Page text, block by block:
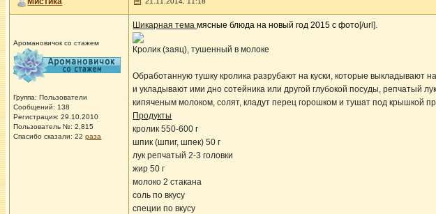
Аромановичок со стажем
Группа: Пользователи
Сообщений: 138
Регистрация: 29.10.2010
Пользователь №: 2,815
Спасибо сказали:22 раза
Шикарная темамясные блюда на новый год 2015 с фото[/url].
Кролик (заяц), тушенный в молоке
Обработанную тушку кролика разрубают на куски, которые выкладывают
и укладывают ими дно сотейника или другой глубокой посуды, репчатый
кипяченым молоком, солят, кладут перец горошком и тушат под крышкой
Продукты
кролик 550-600 г
шпик (шпиг, шпек) 50 г
лук репчатый 2-3 головки
жир 50 г
молоко 2 стакана
соль по вкусу
специи по вкусу